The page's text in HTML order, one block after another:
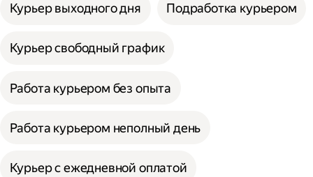
Курьер выходного дня Подработка курьером
Курьер свободный график
Работа курьером без опыта
Работа курьером неполный день
Курьер с ежедневной оплатой